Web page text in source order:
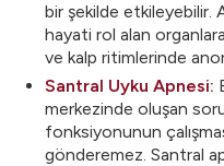
bir şekilde etkileyebilir.
hayati rol alan
ve kalp ritimlerinde
Santral Uyku Apnesi:
merkezinde oluşan
fonksiyonunun
gönderemez. Santral